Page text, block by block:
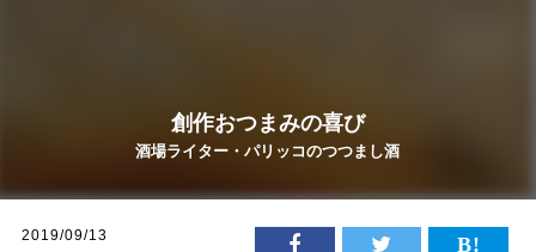
創作おつまみの喜び
酒場ライター・パリッコのつつまし酒
2019/09/13